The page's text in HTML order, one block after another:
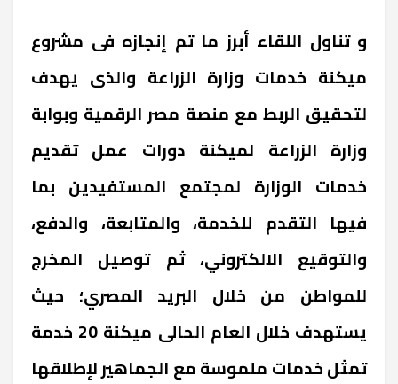
و تناول اللقاء أبرز ما تم إنجازه فى مشروع
ميكنة خدمات وزارة الزراعة والذى يهدف
لتحقيق الربط مع منصة مصر الرقمية وبوابة
وزارة الزراعة لميكنة دورات عمل تقديم
خدمات الوزارة لمجتمع المستفيدين بما
فيها التقدم للخدمة، والمتابعة، والدفع،
والتوقيع الالكتروني، ثم توصيل المخرج
للمواطن من خلال البريد المصري؛ حيث
يستهدف خلال العام الحالى ميكنة 20 خدمة
تمثل خدمات ملموسة مع الجماهير لإطلاقها